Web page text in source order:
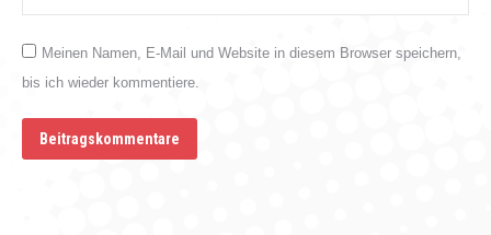
Meinen Namen, E-Mail und Website in diesem Browser speichern,
bis ich wieder kommentiere.
Beitragskommentare